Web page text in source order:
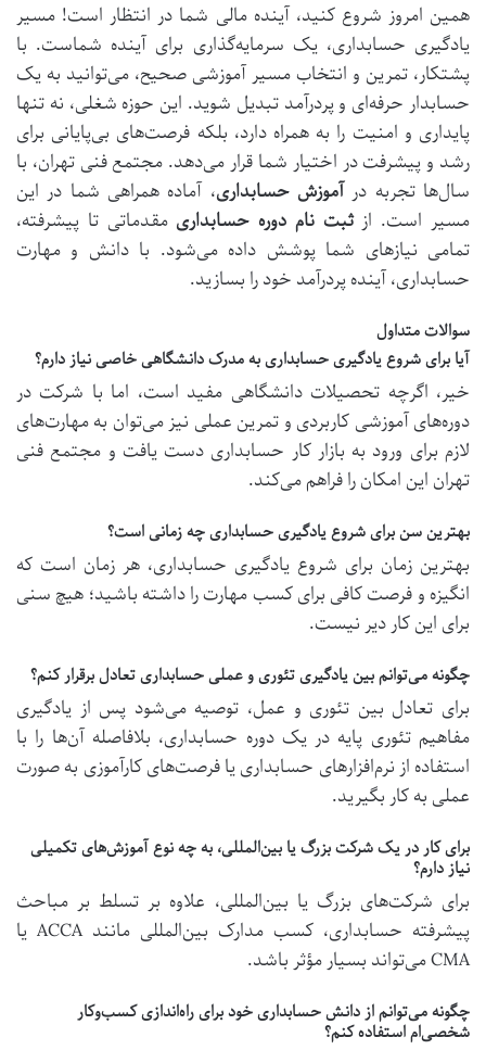
همین امروز شروع کنید، آینده مالی شما در انتظار است! مسیر
یادگیری حسابداری، یک سرمایه‌گذاری برای آینده شماست. با
پشتکار، تمرین و انتخاب مسیر آموزشی صحیح، می‌توانید به یک
حسابدار حرفه‌ای و پردرآمد تبدیل شوید. این حوزه شغلی، نه تنها
پایداری و امنیت را به همراه دارد، بلکه فرصت‌های بی‌پایانی برای
رشد و پیشرفت در اختیار شما قرار می‌دهد. مجتمع فنی تهران، با
سال‌ها تجربه در آموزش حسابداری، آماده همراهی شما در این
مسیر است. از ثبت نام دوره حسابداری مقدماتی تا پیشرفته،
تمامی نیازهای شما پوشش داده می‌شود. با دانش و مهارت
حسابداری، آینده پردرآمد خود را بسازید.
سوالات متداول
آیا برای شروع یادگیری حسابداری به مدرک دانشگاهی خاصی نیاز دارم؟
خیر، اگرچه تحصیلات دانشگاهی مفید است، اما با شرکت در
دوره‌های آموزشی کاربردی و تمرین عملی نیز می‌توان به مهارت‌های
لازم برای ورود به بازار کار حسابداری دست یافت و مجتمع فنی
تهران این امکان را فراهم می‌کند.
بهترین سن برای شروع یادگیری حسابداری چه زمانی است؟
بهترین زمان برای شروع یادگیری حسابداری، هر زمان است که
انگیزه و فرصت کافی برای کسب مهارت را داشته باشید؛ هیچ سنی
برای این کار دیر نیست.
چگونه می‌توانم بین یادگیری تئوری و عملی حسابداری تعادل برقرار کنم؟
برای تعادل بین تئوری و عمل، توصیه می‌شود پس از یادگیری
مفاهیم تئوری پایه در یک دوره حسابداری، بلافاصله آن‌ها را با
استفاده از نرم‌افزارهای حسابداری یا فرصت‌های کارآموزی به صورت
عملی به کار بگیرید.
برای کار در یک شرکت بزرگ یا بین‌المللی، به چه نوع آموزش‌های تکمیلی
نیاز دارم؟
برای شرکت‌های بزرگ یا بین‌المللی، علاوه بر تسلط بر مباحث
پیشرفته حسابداری، کسب مدارک بین‌المللی مانند ACCA یا
CMA می‌تواند بسیار مؤثر باشد.
چگونه می‌توانم از دانش حسابداری خود برای راه‌اندازی کسب‌وکار
شخصی‌ام استفاده کنم؟